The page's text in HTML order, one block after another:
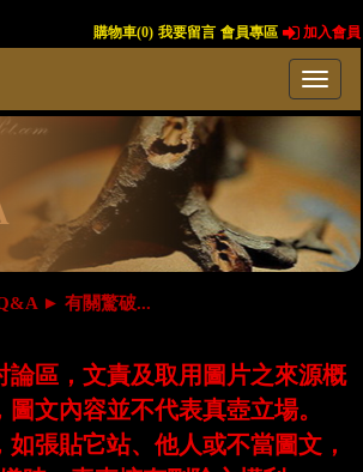
購物車(0) 我要留言 會員專區 加入會員
►有關驚破...
論區，文責及取用圖片之來源概
圖文內容並不代表真壺立場。
張貼它站、他人或不當圖文，